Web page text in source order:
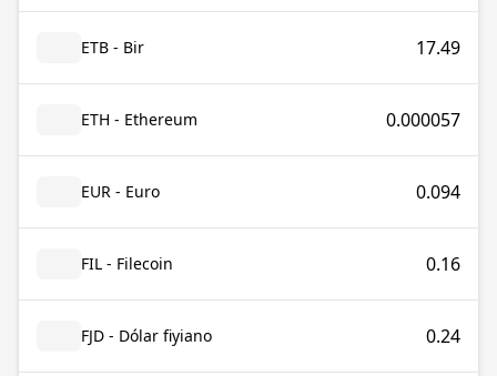
ETB - Bir 17.49
ETH - Ethereum 0.000057
EUR - Euro 0.094
FIL - Filecoin 0.16
FJD - Dólar fiyiano 0.24